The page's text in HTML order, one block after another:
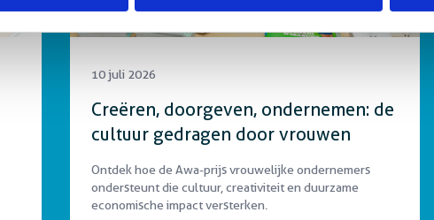
10 juli 2026
Creëren, doorgeven, ondernemen: de
cultuur gedragen door vrouwen
Ontdek hoe de Awa-prijs vrouwelijke ondernemers
ondersteunt die cultuur, creativiteit en duurzame
economische impact versterken.